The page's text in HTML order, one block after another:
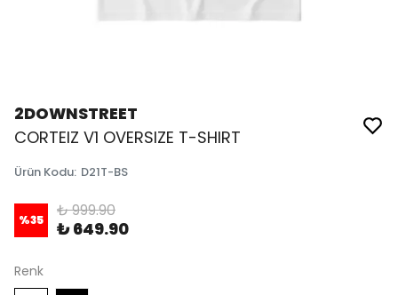
2DOWNSTREET
CORTEIZ V1 OVERSIZE T-SHIRT
Ürün Kodu: D21T-BS
%35 ₺ 999.90
₺ 649.90
Renk